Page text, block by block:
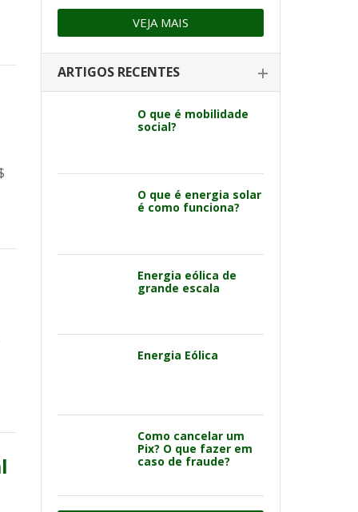
VEJA MAIS
ARTIGOS RECENTES
O que é mobilidade
social?
O que é energia solar
é como funciona?
Energia eólica de
grande escala
Energia Eólica
Como cancelar um
Pix? O que fazer em
caso de fraude?